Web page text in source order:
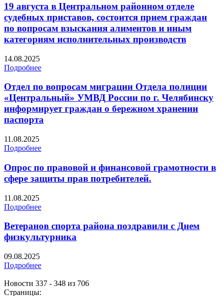
19 августа в Центральном районном отделе
судебных приставов, состоится прием граждан
по вопросам взыскания алиментов и иным
категориям исполнительных производств
14.08.2025
Подробнее
Отдел по вопросам миграции Отдела полиции
«Центральный» УМВД России по г. Челябинску
информирует граждан о бережном хранении
паспорта
11.08.2025
Подробнее
Опрос по правовой и финансовой грамотности в
сфере защиты прав потребителей.
11.08.2025
Подробнее
Ветеранов спорта района поздравили с Днем
физкультурника
09.08.2025
Подробнее
Новости 337 - 348 из 706
Страницы: